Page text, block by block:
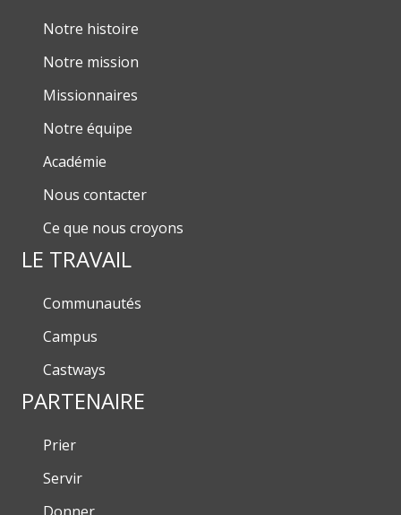
Notre histoire
Notre mission
Missionnaires
Notre équipe
Académie
Nous contacter
Ce que nous croyons
LE TRAVAIL
Communautés
Campus
Castways
PARTENAIRE
Prier
Servir